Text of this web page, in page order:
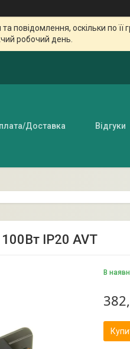
оскільки по її
робочий день.
Доставка Відгуки
IP20 AVT
В